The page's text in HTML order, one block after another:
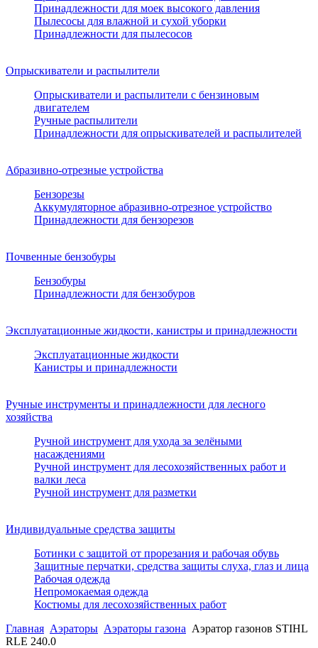
Принадлежности для моек высокого давления
Пылесосы для влажной и сухой уборки
Принадлежности для пылесосов
Опрыскиватели и распылители
Опрыскиватели и распылители с бензиновым
двигателем
Ручные распылители
Принадлежности для опрыскивателей и распылителей
Абразивно-отрезные устройства
Бензорезы
Аккумуляторное абразивно-отрезное устройство
Принадлежности для бензорезов
Почвенные бензобуры
Бензобуры
Принадлежности для бензобуров
Эксплуатационные жидкости, канистры и принадлежности
Эксплуатационные жидкости
Канистры и принадлежности
Ручные инструменты и принадлежности для лесного
хозяйства
Ручной инструмент для ухода за зелёными
насаждениями
Ручной инструмент для лесохозяйственных работ и
валки леса
Ручной инструмент для разметки
Индивидуальные средства защиты
Ботинки с защитой от прорезания и рабочая обувь
Защитные перчатки, средства защиты слуха, глаз и лица
Рабочая одежда
Непромокаемая одежда
Костюмы для лесохозяйственных работ
Главная Аэраторы Аэраторы газона Аэратор газонов STIHL
RLE 240.0